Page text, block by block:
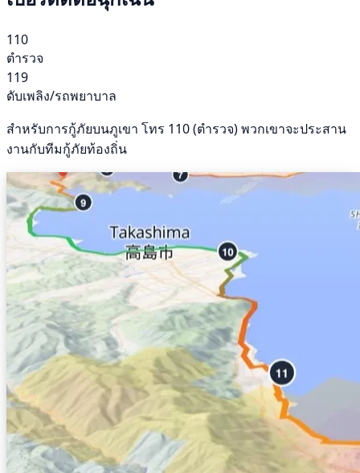
110
ตำรวจ
119
ดับเพลิง/รถพยาบาล
สำหรับการกู้ภัยบนภูเขา โทร 110 (ตำรวจ) พวกเขาจะประสาน
งานกับทีมกู้ภัยท้องถิ่น